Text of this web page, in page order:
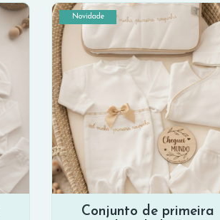
Novidade
Conjunto de primeira